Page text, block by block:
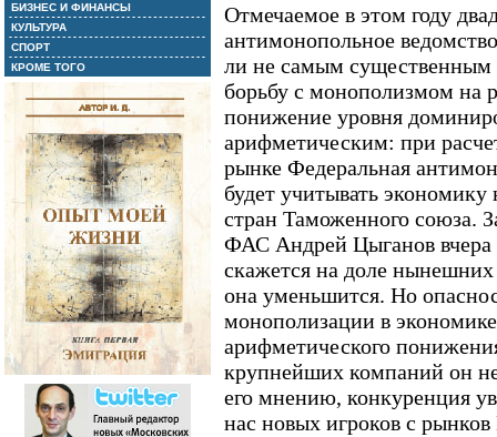
БИЗНЕС И ФИНАНСЫ
КУЛЬТУРА
СПОРТ
КРОМЕ ТОГО
Отмечаемое в этом году
антимонопольное
ли не самым
борьбу с монополизмом на
понижение уровня
арифметическим: при
рынке Федеральная
будет учитывать
стран Таможенного союза.
ФАС Андрей Цыганов вчера
скажется на доле
она уменьшится. Но
монополизации в
арифметического
крупнейших компаний он
его мнению, конкуренция
нас новых игроков с